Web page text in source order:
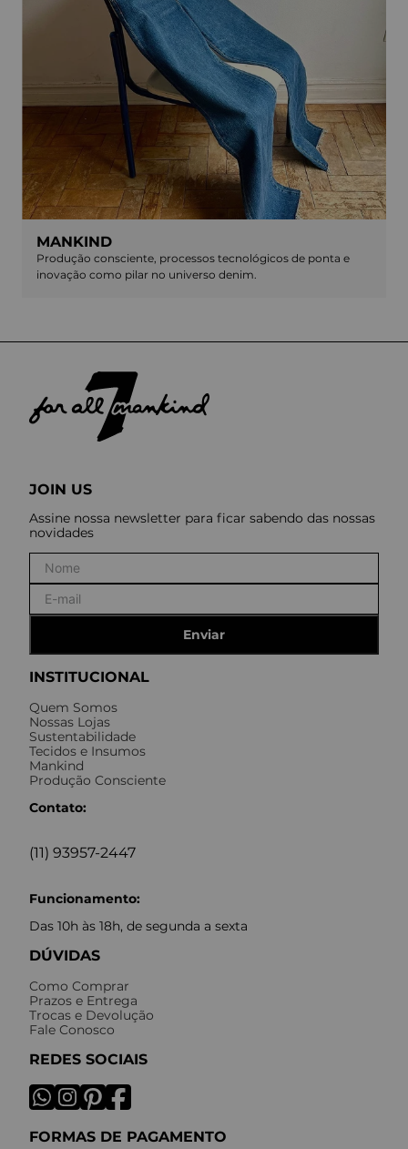
MANKIND
Produção consciente, processos tecnológicos de ponta e
inovação como pilar no universo denim.
INSTITUCIONAL
Quem Somos
Nossas Lojas
Sustentabilidade
Tecidos e Insumos
Mankind
Produção Consciente
Contato:
(11) 93957-2447
Funcionamento:
Das 10h às 18h, de segunda a sexta
DÚVIDAS
Como Comprar
Prazos e Entrega
Trocas e Devolução
Fale Conosco
REDES SOCIAIS
FORMAS DE PAGAMENTO
JOIN US
Assine nossa newsletter para ficar sabendo das nossas
novidades
Enviar